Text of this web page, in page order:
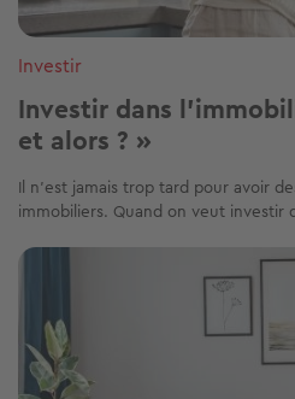
Investir
Investir dans
et alors ? »
Il n’est jamais trop tard pour avoir
immobiliers. Quand on veut investir
Image